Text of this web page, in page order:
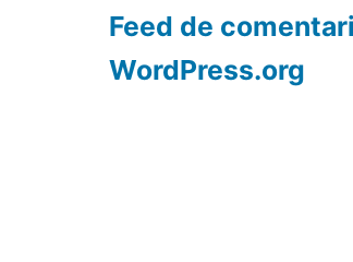
Feed de
WordPress.org